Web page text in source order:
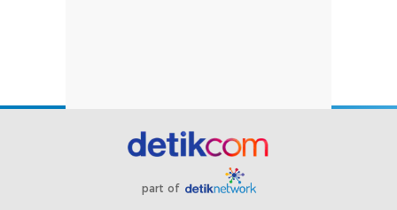
part of